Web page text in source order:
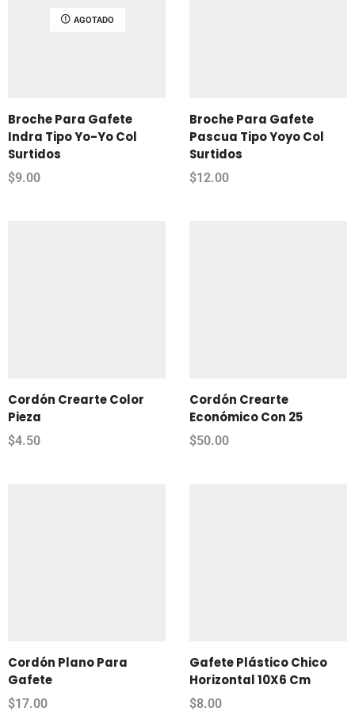
AGOTADO
Broche Para Gafete
Indra Tipo Yo-Yo Col
Surtidos
$9.00
Broche Para Gafete
Pascua Tipo Yoyo Col
Surtidos
$12.00
Cordón Crearte Color
Pieza
$4.50
Cordón Crearte
Económico Con 25
$50.00
Cordón Plano Para
Gafete
$17.00
Gafete Plástico Chico
Horizontal 10X6 Cm
$8.00